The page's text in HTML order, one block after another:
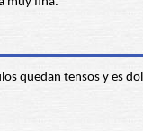
quedan tensos y es